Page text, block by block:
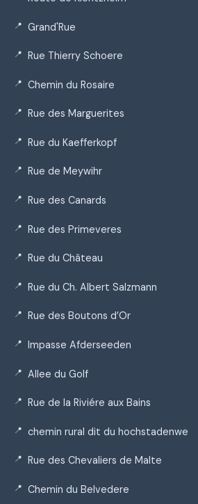
Grand'Rue
Rue Thierry Schoere
Chemin du Rosaire
Rue des Marguerites
Rue du Kaefferkopf
Rue de Meywihr
Rue des Canards
Rue des Primeveres
Rue du Château
Rue du Ch. Albert Salzmann
Rue des Boutons d’Or
Impasse Afderseeden
Allee du Golf
Rue de la Riviére aux Bains
chemin rural dit du hochstadenwe
Rue des Chevaliers de Malte
Chemin du Belvedere